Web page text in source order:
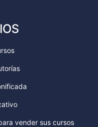
vender sus cursos